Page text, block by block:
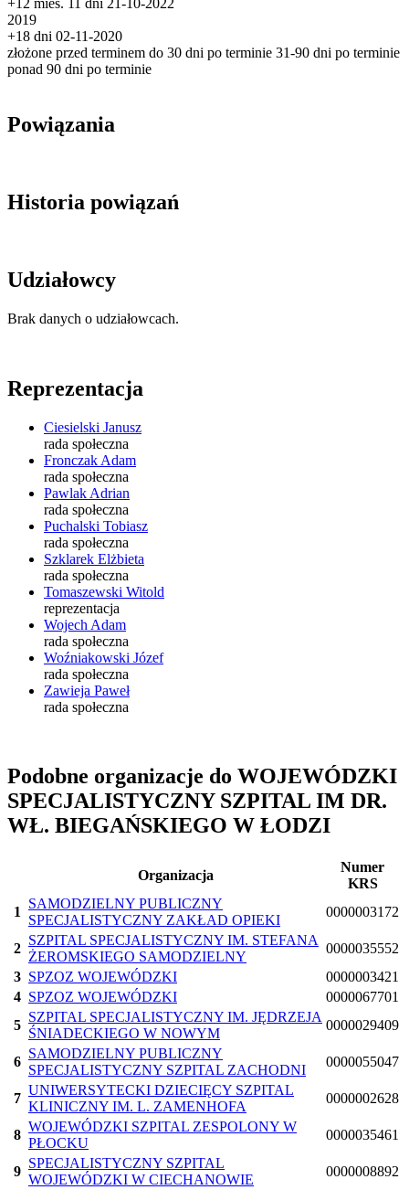
+12 mies. 11 dni 21-10-2022
2019
+18 dni 02-11-2020
złożone przed terminem do 30 dni po terminie 31-90 dni po terminie
ponad 90 dni po terminie
Powiązania
Historia powiązań
Udziałowcy
Brak danych o udziałowcach.
Reprezentacja
Ciesielski Janusz
rada społeczna
Fronczak Adam
rada społeczna
Pawlak Adrian
rada społeczna
Puchalski Tobiasz
rada społeczna
Szklarek Elżbieta
rada społeczna
Tomaszewski Witold
reprezentacja
Wojech Adam
rada społeczna
Woźniakowski Józef
rada społeczna
Zawieja Paweł
rada społeczna
Podobne organizacje do WOJEWÓDZKI
SPECJALISTYCZNY SZPITAL IM DR.
WŁ. BIEGAŃSKIEGO W ŁODZI
Organizacja
Numer
KRS
1
SAMODZIELNY PUBLICZNY
SPECJALISTYCZNY ZAKŁAD OPIEKI
0000003172
2
SZPITAL SPECJALISTYCZNY IM. STEFANA
ŻEROMSKIEGO SAMODZIELNY
0000035552
3 SPZOZ WOJEWÓDZKI
0000003421
4 SPZOZ WOJEWÓDZKI
0000067701
5
SZPITAL SPECJALISTYCZNY IM. JĘDRZEJA
ŚNIADECKIEGO W NOWYM
0000029409
6
SAMODZIELNY PUBLICZNY
SPECJALISTYCZNY SZPITAL ZACHODNI
0000055047
7
UNIWERSYTECKI DZIECIĘCY SZPITAL
KLINICZNY IM. L. ZAMENHOFA
0000002628
8
WOJEWÓDZKI SZPITAL ZESPOLONY W
PŁOCKU
0000035461
9
SPECJALISTYCZNY SZPITAL
WOJEWÓDZKI W CIECHANOWIE
0000008892